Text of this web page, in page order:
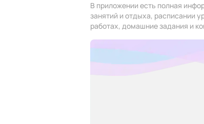
В приложении есть полная
занятий и отдыха, расписании
работах, домашние задания и